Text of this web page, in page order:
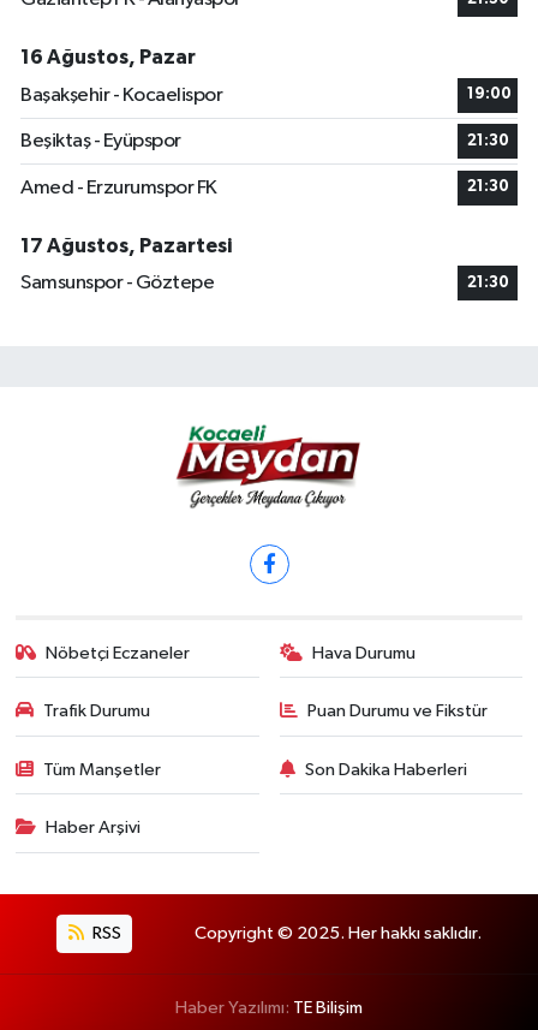
16 Ağustos, Pazar
Başakşehir - Kocaelispor
19:00
Beşiktaş - Eyüpspor 21:30
Amed - Erzurumspor FK 21:30
17 Ağustos, Pazartesi
Samsunspor - Göztepe
21:30
Nöbetçi Eczaneler Hava Durumu
Trafik Durumu Puan Durumu ve Fikstür
Tüm Manşetler Son Dakika Haberleri
Haber Arşivi
RSS Copyright © 2025. Her hakkı saklıdır.
Haber Yazılımı: TE Bilişim